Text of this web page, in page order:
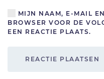
MIJN NAAM, E-MAIL
BROWSER VOOR DE
EEN REACTIE PLAATS.
REACTIE PLAATSEN